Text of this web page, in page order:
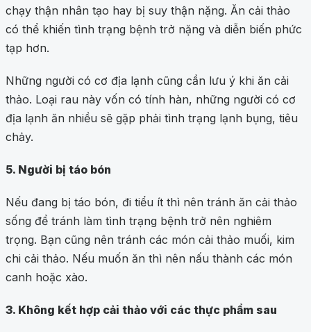
chạy thận nhân tạo hay bị suy thận nặng. Ăn cải thảo
có thể khiến tình trạng bệnh trở nặng và diễn biến phức
tạp hơn.
Những người có cơ địa lạnh cũng cần lưu ý khi ăn cải
thảo. Loại rau này vốn có tính hàn, những người có cơ
địa lạnh ăn nhiều sẽ gặp phải tình trạng lạnh bụng, tiêu
chảy.
5. Người bị táo bón
Nếu đang bị táo bón, đi tiểu ít thì nên tránh ăn cải thảo
sống để tránh làm tình trạng bệnh trở nên nghiêm
trọng. Bạn cũng nên tránh các món cải thảo muối, kim
chi cải thảo. Nếu muốn ăn thì nên nấu thành các món
canh hoặc xào.
3. Không kết hợp cải thảo với các thực phẩm sau